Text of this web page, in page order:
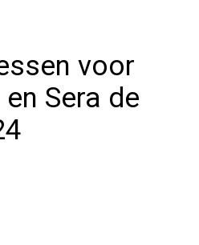
voor
Sera de